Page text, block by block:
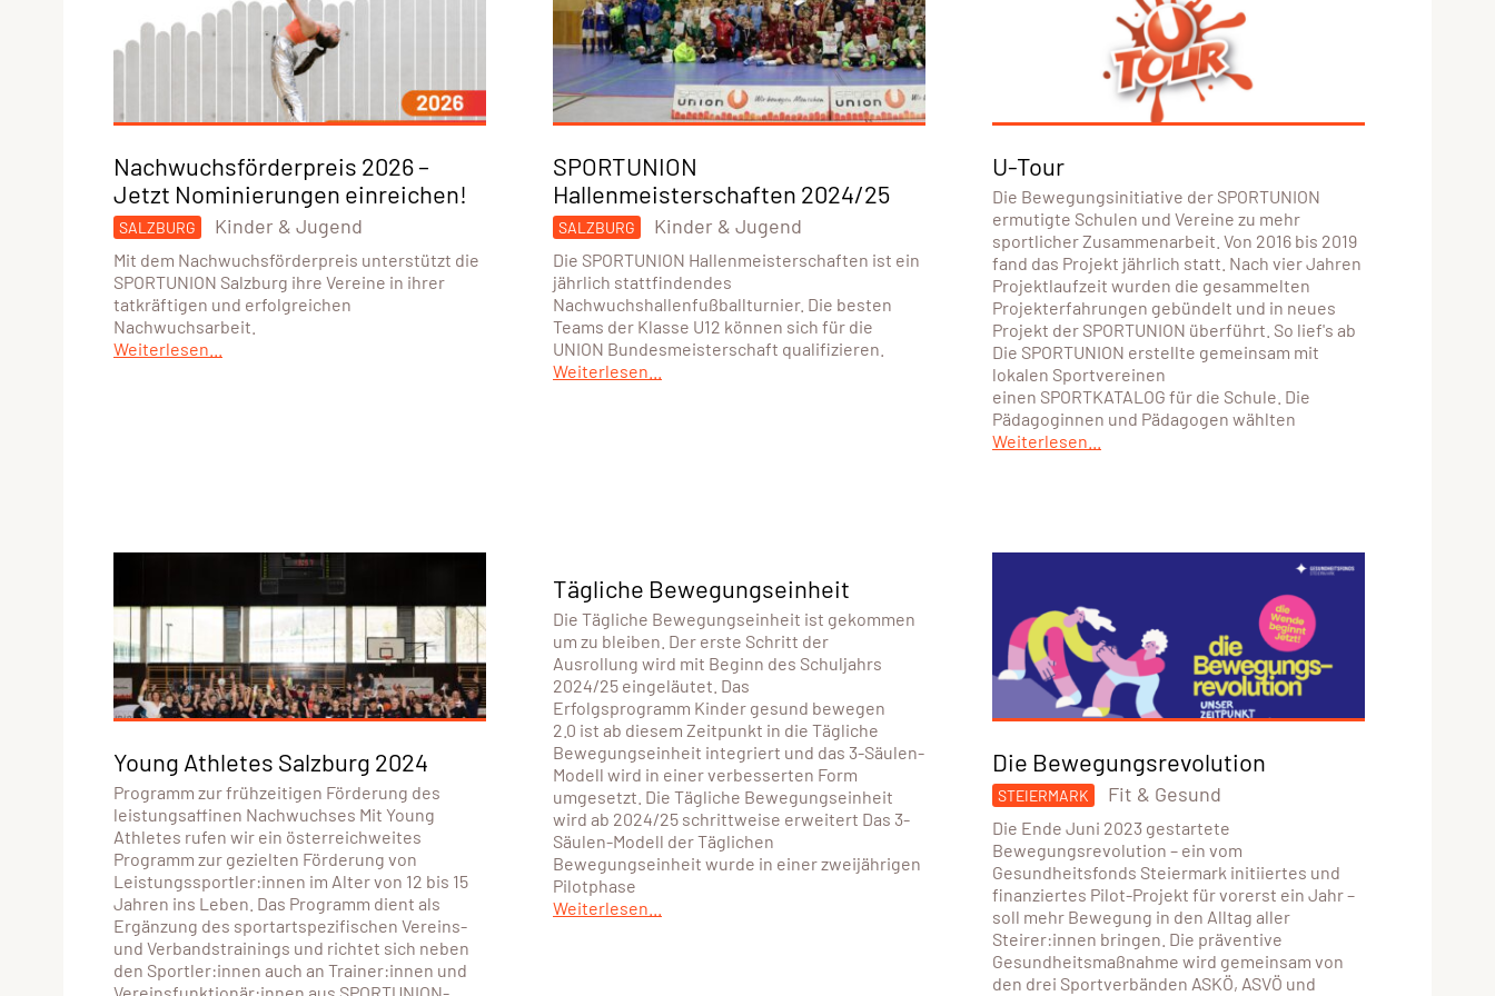
Nachwuchsförderpreis 2026 –
Jetzt Nominierungen einreichen!
SALZBURG Kinder & Jugend
Mit dem Nachwuchsförderpreis unterstützt die
SPORTUNION Salzburg ihre Vereine in ihrer
tatkräftigen und erfolgreichen
Nachwuchsarbeit.
Weiterlesen...
SPORTUNION
Hallenmeisterschaften 2024/25
SALZBURG Kinder & Jugend
Die SPORTUNION Hallenmeisterschaften ist ein
jährlich stattfindendes
Nachwuchshallenfußballturnier. Die besten
Teams der Klasse U12 können sich für die
UNION Bundesmeisterschaft qualifizieren.
Weiterlesen...
U-Tour
Die Bewegungsinitiative der SPORTUNION
ermutigte Schulen und Vereine zu mehr
sportlicher Zusammenarbeit. Von 2016 bis 2019
fand das Projekt jährlich statt. Nach vier Jahren
Projektlaufzeit wurden die gesammelten
Projekterfahrungen gebündelt und in neues
Projekt der SPORTUNION überführt. So lief's ab
Die SPORTUNION erstellte gemeinsam mit
lokalen Sportvereinen
einen SPORTKATALOG für die Schule. Die
Pädagoginnen und Pädagogen wählten
Weiterlesen...
Young Athletes Salzburg 2024
Programm zur frühzeitigen Förderung des
leistungsaffinen Nachwuchses Mit Young
Athletes rufen wir ein österreichweites
Programm zur gezielten Förderung von
Leistungssportler:innen im Alter von 12 bis 15
Jahren ins Leben. Das Programm dient als
Ergänzung des sportartspezifischen Vereins-
und Verbandstrainings und richtet sich neben
den Sportler:innen auch an Trainer:innen und
Tägliche Bewegungseinheit
Die Tägliche Bewegungseinheit ist gekommen
um zu bleiben. Der erste Schritt der
Ausrollung wird mit Beginn des Schuljahrs
2024/25 eingeläutet. Das
Erfolgsprogramm Kinder gesund bewegen
2.0 ist ab diesem Zeitpunkt in die Tägliche
Bewegungseinheit integriert und das 3-Säulen-
Modell wird in einer verbesserten Form
umgesetzt. Die Tägliche Bewegungseinheit
wird ab 2024/25 schrittweise erweitert Das 3-
Säulen-Modell der Täglichen
Bewegungseinheit wurde in einer zweijährigen
Pilotphase
Weiterlesen...
Die Bewegungsrevolution
STEIERMARK Fit & Gesund
Die Ende Juni 2023 gestartete
Bewegungsrevolution – ein vom
Gesundheitsfonds Steiermark initiiertes und
finanziertes Pilot-Projekt für vorerst ein Jahr –
soll mehr Bewegung in den Alltag aller
Steirer:innen bringen. Die präventive
Gesundheitsmaßnahme wird gemeinsam von
den drei Sportverbänden ASKÖ, ASVÖ und